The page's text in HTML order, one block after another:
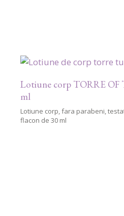
Lotiune corp TORRE OF
ml
Lotiune corp, fara parabeni,
flacon de 30 ml